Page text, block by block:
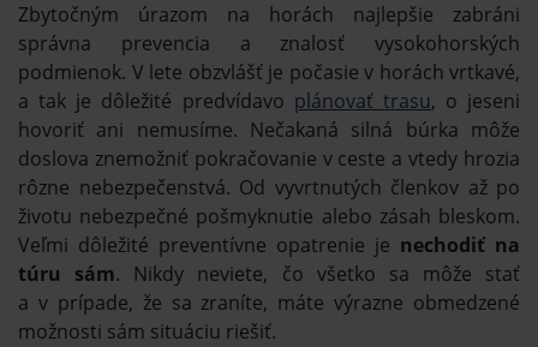
Zbytočným úrazom na horách najlepšie zabráni
správna prevencia a znalosť vysokohorských
podmienok. V lete obzvlášť je počasie v horách vrtkavé,
a tak je dôležité predvídavo plánovať trasu, o jeseni
hovoriť ani nemusíme. Nečakaná silná búrka môže
doslova znemožniť pokračovanie v ceste a vtedy hrozia
rôzne nebezpečenstvá. Od vyvrtnutých členkov až po
životu nebezpečné pošmyknutie alebo zásah bleskom.
Veľmi dôležité preventívne opatrenie je nechodiť na
túru sám. Nikdy neviete, čo všetko sa môže stať
a v prípade, že sa zraníte, máte výrazne obmedzené
možnosti sám situáciu riešiť.